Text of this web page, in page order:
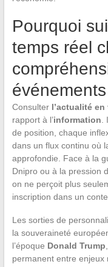
Pourquoi
temps réel
Consulter l’actualité en
rapport à l’information
de position, chaque
dans un flux continu où
approfondie. Face à la
Dnipro ou à la pression
on ne perçoit plus
inscription dans un
Les sorties de
la souveraineté
l’époque Donald Trump
permanent entre enjeux